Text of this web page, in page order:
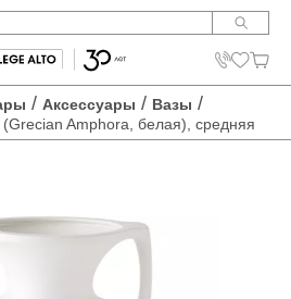
/ Аксессуары / Вазы /
Amphora, белая), средняя